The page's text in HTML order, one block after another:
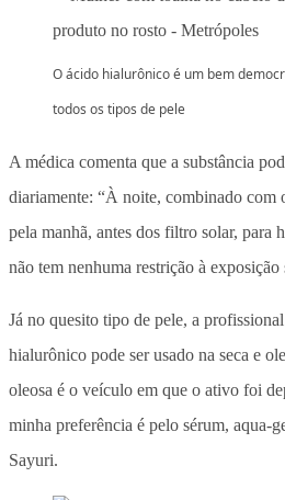
O ácido hialurônico é um bem
todos os tipos de pele
A médica comenta que a substância
diariamente: “À noite, combinado com
pela manhã, antes dos filtro solar, para
não tem nenhuma restrição à exposição
Já no quesito tipo de pele, a
hialurônico pode ser usado na seca e
oleosa é o veículo em que o ativo foi
minha preferência é pelo sérum, aqua-
Sayuri.